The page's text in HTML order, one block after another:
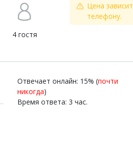
4 гостя
Цена
телефону.
Отвечает онлайн: 15% (почти
никогда)
Время ответа: 3 час.